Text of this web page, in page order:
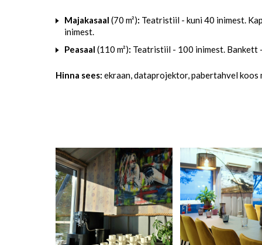
Majakasaal (70 m²): Teatristiil - kuni 40 inimest.
inimest.
Peasaal (110 m²): Teatristiil - 100 inimest. Bankett
Hinna sees: ekraan, dataprojektor, pabertahvel